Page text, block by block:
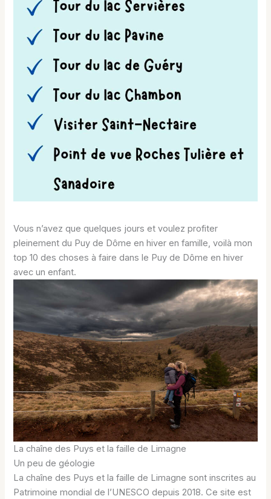
Vous n’avez que quelques jours et voulez profiter
pleinement du Puy de Dôme en hiver en famille, voilà mon
top 10 des choses à faire dans le Puy de Dôme en hiver
avec un enfant.
La chaîne des Puys et la faille de Limagne
Un peu de géologie
La chaîne des Puys et la faille de Limagne sont inscrites au
Patrimoine mondial de l’UNESCO depuis 2018. Ce site est